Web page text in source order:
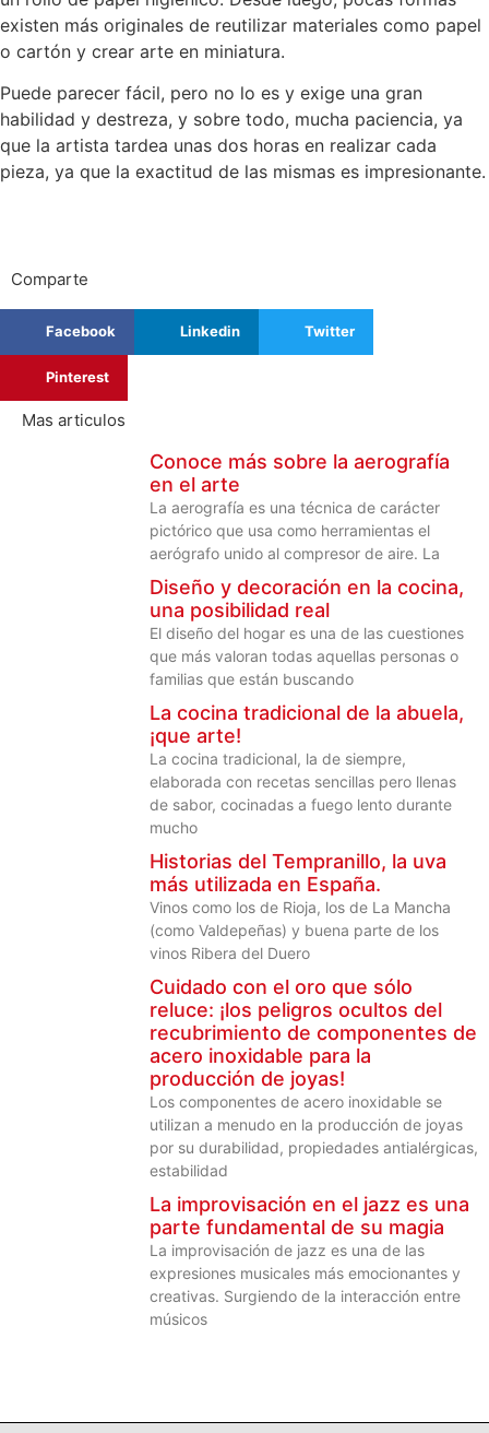
existen más originales de reutilizar materiales como papel
o cartón y crear arte en miniatura.
Puede parecer fácil, pero no lo es y exige una gran
habilidad y destreza, y sobre todo, mucha paciencia, ya
que la artista tardea unas dos horas en realizar cada
pieza, ya que la exactitud de las mismas es impresionante.
Comparte
Facebook Linkedin Twitter
Pinterest
Mas articulos
Conoce más sobre la aerografía
en el arte
La aerografía es una técnica de carácter
pictórico que usa como herramientas el
aerógrafo unido al compresor de aire. La
Diseño y decoración en la cocina,
una posibilidad real
El diseño del hogar es una de las cuestiones
que más valoran todas aquellas personas o
familias que están buscando
La cocina tradicional de la abuela,
¡que arte!
La cocina tradicional, la de siempre,
elaborada con recetas sencillas pero llenas
de sabor, cocinadas a fuego lento durante
mucho
Historias del Tempranillo, la uva
más utilizada en España.
Vinos como los de Rioja, los de La Mancha
(como Valdepeñas) y buena parte de los
vinos Ribera del Duero
Cuidado con el oro que sólo
reluce: ¡los peligros ocultos del
recubrimiento de componentes de
acero inoxidable para la
producción de joyas!
Los componentes de acero inoxidable se
utilizan a menudo en la producción de joyas
por su durabilidad, propiedades antialérgicas,
estabilidad
La improvisación en el jazz es una
parte fundamental de su magia
La improvisación de jazz es una de las
expresiones musicales más emocionantes y
creativas. Surgiendo de la interacción entre
músicos